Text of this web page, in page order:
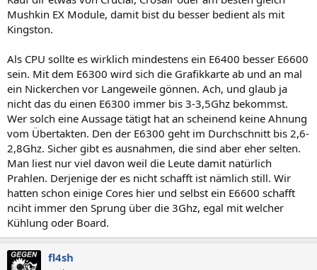
Mushkin EX Module, damit bist du besser bedient als mit
Kingston.
Als CPU sollte es wirklich mindestens ein E6400 besser E6600
sein. Mit dem E6300 wird sich die Grafikkarte ab und an mal
ein Nickerchen vor Langeweile gönnen. Ach, und glaub ja
nicht das du einen E6300 immer bis 3-3,5Ghz bekommst.
Wer solch eine Aussage tätigt hat an scheinend keine Ahnung
vom Übertakten. Den der E6300 geht im Durchschnitt bis 2,6-
2,8Ghz. Sicher gibt es ausnahmen, die sind aber eher selten.
Man liest nur viel davon weil die Leute damit natürlich
Prahlen. Derjenige der es nicht schafft ist nämlich still. Wir
hatten schon einige Cores hier und selbst ein E6600 schafft
nciht immer den Sprung über die 3Ghz, egal mit welcher
Kühlung oder Board.
fl4sh